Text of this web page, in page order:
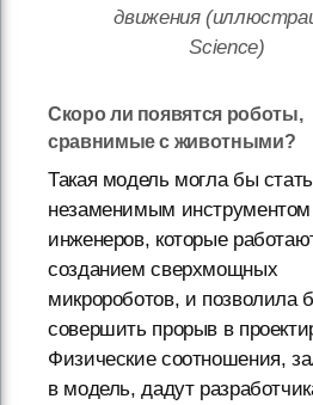
движения
Science)
Скоро ли появятся роботы,
сравнимые с животными?
Такая модель могла бы стать
незаменимым
инженеров, которые
созданием сверхмощных
микророботов, и позволила
совершить прорыв в
Физические соотношения,
в модель, дадут